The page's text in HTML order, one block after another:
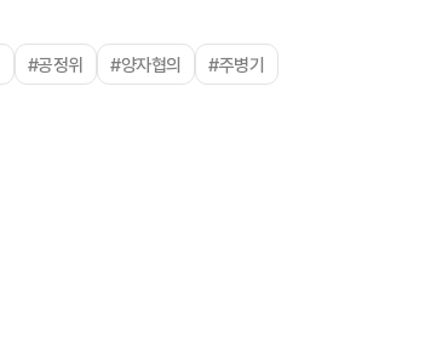
#공정위 #양자협의 #주병기